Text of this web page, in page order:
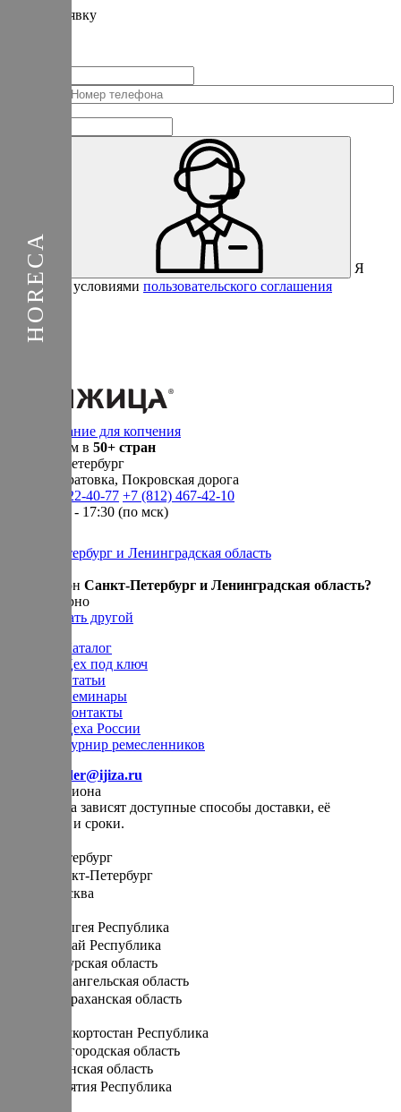
заявку
Соединенные
Отправить
Я
согласен с условиями пользовательского соглашения
Санкт-Петербург и Ленинградская область
Ваш регион Санкт-Петербург и Ленинградская область?
Да, все верно
Нет, выбрать другой
Оборудование для копчения
Доставляем в 50+ стран
Санкт-Петербург
п. Новосаратовка, Покровская дорога
+7 (905) 222-40-77 +7 (812) 467-42-10
пн-пт 9:00 - 17:30 (по мск)
Каталог
Цех под ключ
Статьи
Семинары
Контакты
Цеха России
Турнир ремесленников
order@ijiza.ru
Выбор региона
От региона зависят доступные способы доставки, её
стоимость и сроки.
Санкт-Петербург
Санкт-Петербург
Москва
Адыгея Республика
Алтай Республика
Амурская область
Архангельская область
Астраханская область
Башкортостан Республика
Белгородская область
Брянская область
Бурятия Республика